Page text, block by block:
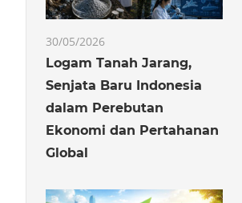
30/05/2026
Logam Tanah Jarang,
Senjata Baru Indonesia
dalam Perebutan
Ekonomi dan Pertahanan
Global